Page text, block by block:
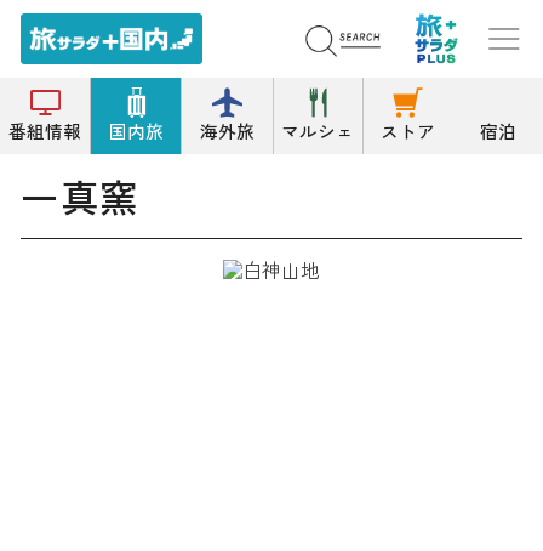
番組情報 国内旅 海外旅 マルシェ ストア 宿泊
トップ
一真窯